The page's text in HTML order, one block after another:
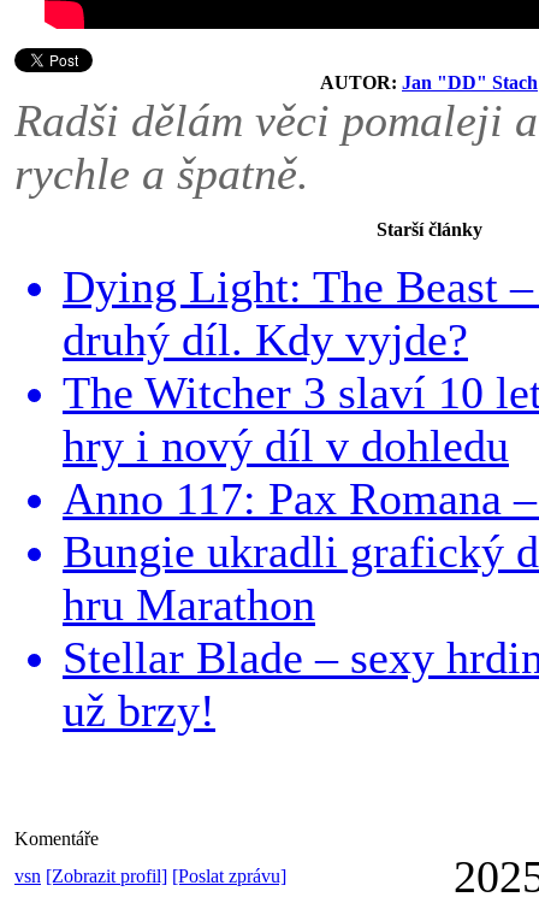
AUTOR: Jan "DD" Stach
Radši dělám věci pomaleji
rychle a špatně.
Starší články
Dying Light: The Beast
druhý díl. Kdy vyjde?
The Witcher 3 slaví 10
hry i nový díl v dohledu
Anno 117: Pax Romana
Bungie ukradli grafický
hru Marathon
Stellar Blade – sexy
už brzy!
Komentáře
vsn [Zobrazit profil] [Poslat zprávu]